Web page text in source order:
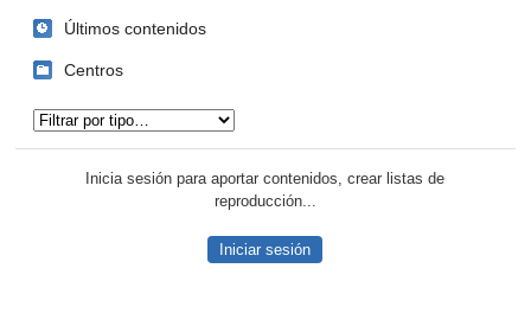
Últimos contenidos
Centros
Inicia sesión para aportar contenidos, crear listas de
reproducción...
Iniciar sesión